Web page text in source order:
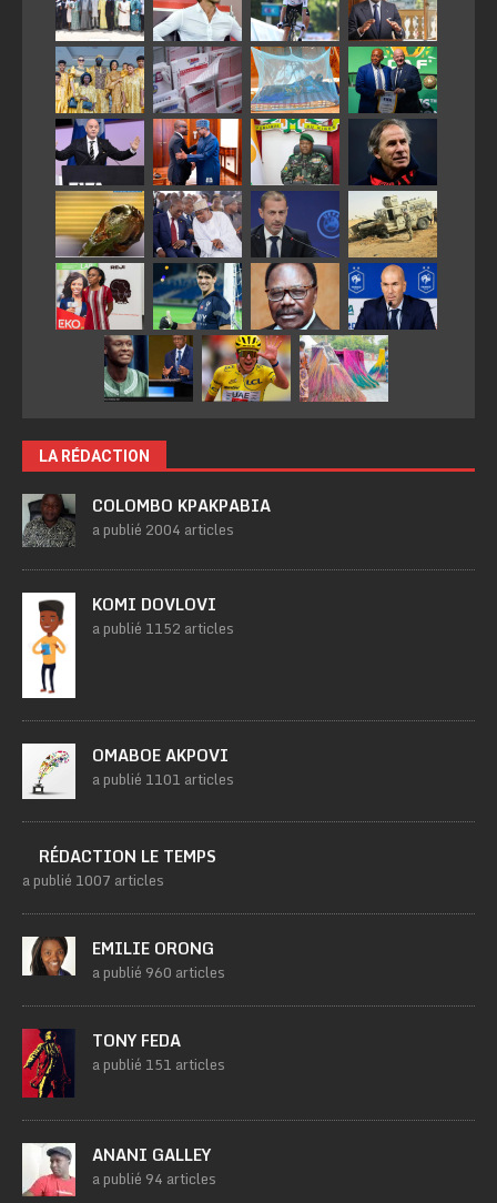
LA RÉDACTION
COLOMBO KPAKPABIA
a publié 2004 articles
KOMI DOVLOVI
a publié 1152 articles
OMABOE AKPOVI
a publié 1101 articles
RÉDACTION LE TEMPS
a publié 1007 articles
EMILIE ORONG
a publié 960 articles
TONY FEDA
a publié 151 articles
ANANI GALLEY
a publié 94 articles